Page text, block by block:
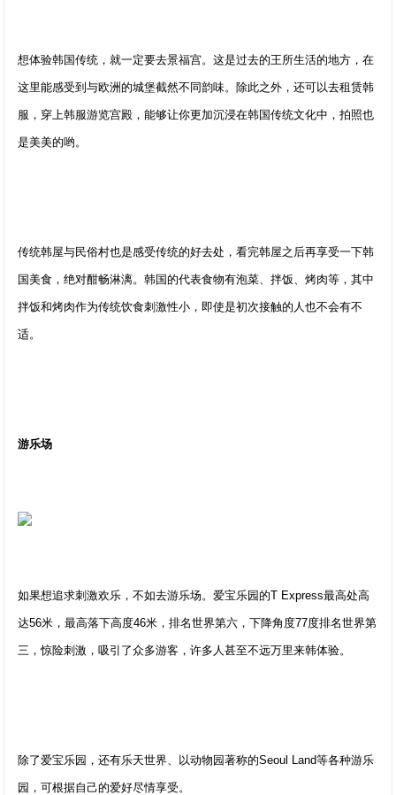
想体验韩国传统，就一定要去景福宫。这是过去的王所生活的地方，在
这里能感受到与欧洲的城堡截然不同韵味。除此之外，还可以去租赁韩
服，穿上韩服游览宫殿，能够让你更加沉浸在韩国传统文化中，拍照也
是美美的哟。
传统韩屋与民俗村也是感受传统的好去处，看完韩屋之后再享受一下韩
国美食，绝对酣畅淋漓。韩国的代表食物有泡菜、拌饭、烤肉等，其中
拌饭和烤肉作为传统饮食刺激性小，即使是初次接触的人也不会有不
适。
游乐场
如果想追求刺激欢乐，不如去游乐场。爱宝乐园的T Express最高处高
达56米，最高落下高度46米，排名世界第六，下降角度77度排名世界第
三，惊险刺激，吸引了众多游客，许多人甚至不远万里来韩体验。
除了爱宝乐园，还有乐天世界、以动物园著称的Seoul Land等各种游乐
园，可根据自己的爱好尽情享受。